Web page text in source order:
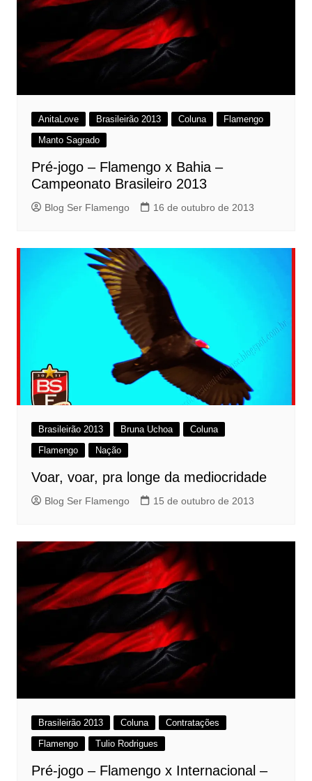
AnitaLove Brasileirão 2013 Coluna
Flamengo
Manto Sagrado
Pré-jogo – Flamengo x Bahia –
Campeonato Brasileiro 2013
Blog Ser Flamengo 16 de outubro de 2013
Brasileirão 2013 Bruna Uchoa
Coluna
Flamengo
Nação
Voar, voar, pra longe da mediocridade
Blog Ser Flamengo 15 de outubro de 2013
Brasileirão 2013 Coluna
Contratações
Flamengo
Tulio Rodrigues
Pré-jogo – Flamengo x Internacional –